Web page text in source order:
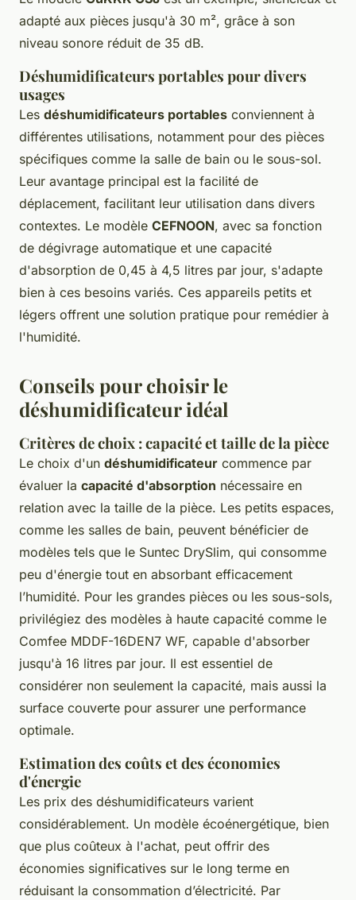
adapté aux pièces jusqu'à 30 m², grâce à son
niveau sonore réduit de 35 dB.
Déshumidificateurs portables pour divers
usages
Les déshumidificateurs portables conviennent à
différentes utilisations, notamment pour des pièces
spécifiques comme la salle de bain ou le sous-sol.
Leur avantage principal est la facilité de
déplacement, facilitant leur utilisation dans divers
contextes. Le modèle CEFNOON, avec sa fonction
de dégivrage automatique et une capacité
d'absorption de 0,45 à 4,5 litres par jour, s'adapte
bien à ces besoins variés. Ces appareils petits et
légers offrent une solution pratique pour remédier à
l'humidité.
Conseils pour choisir le
déshumidificateur idéal
Critères de choix : capacité et taille de la pièce
Le choix d'un déshumidificateur commence par
évaluer la capacité d'absorption nécessaire en
relation avec la taille de la pièce. Les petits espaces,
comme les salles de bain, peuvent bénéficier de
modèles tels que le Suntec DrySlim, qui consomme
peu d'énergie tout en absorbant efficacement
l’humidité. Pour les grandes pièces ou les sous-sols,
privilégiez des modèles à haute capacité comme le
Comfee MDDF-16DEN7 WF, capable d'absorber
jusqu'à 16 litres par jour. Il est essentiel de
considérer non seulement la capacité, mais aussi la
surface couverte pour assurer une performance
optimale.
Estimation des coûts et des économies
d'énergie
Les prix des déshumidificateurs varient
considérablement. Un modèle écoénergétique, bien
que plus coûteux à l'achat, peut offrir des
économies significatives sur le long terme en
réduisant la consommation d’électricité. Par